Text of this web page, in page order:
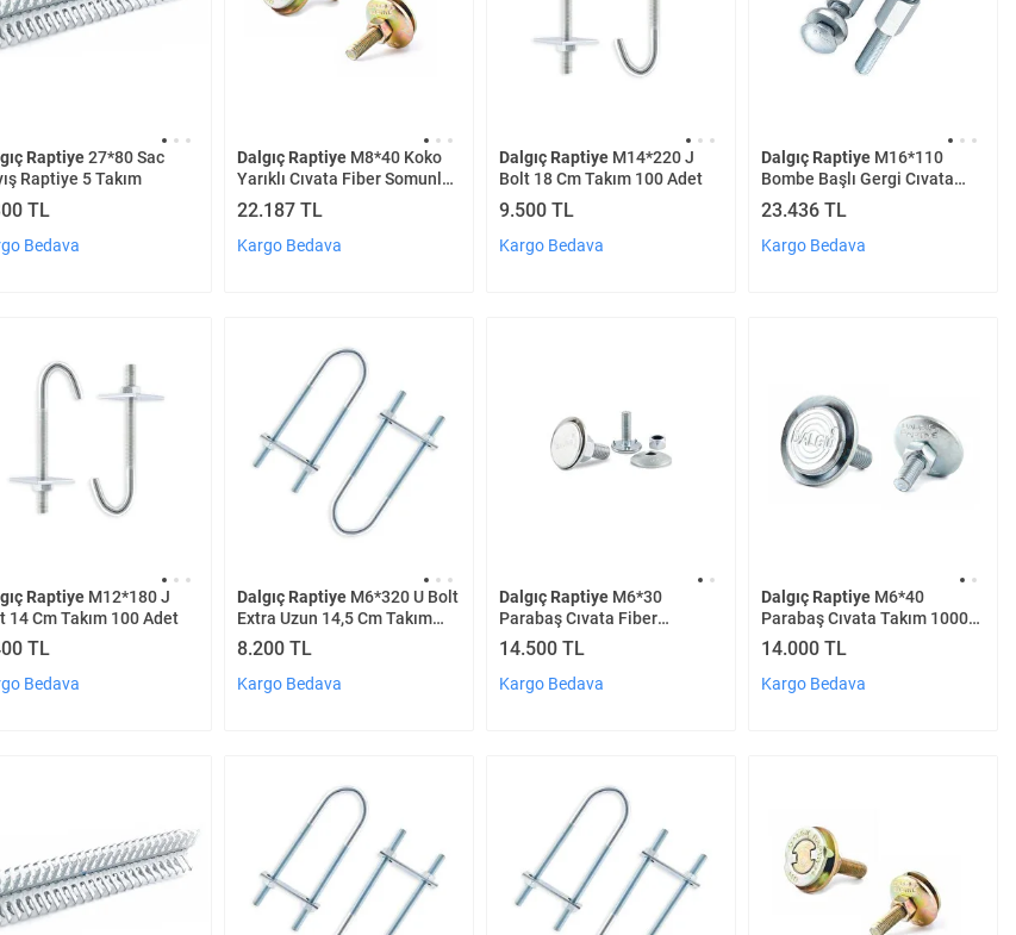
Raptiye27*80 Sac
Raptiye 5 Takım
TL
Bedava
Dalgıç RaptiyeM8*40 Koko
Yarıklı Cıvata Fiber Somunlu
Takım 1000 Adet
22.187 TL
Kargo Bedava
Dalgıç RaptiyeM14*220 J
Bolt 18 Cm Takım 100 Adet
9.500 TL
Kargo Bedava
Dalgıç RaptiyeM16*110
Bombe Başlı Gergi Cıvata
Takım 100 Adet
23.436 TL
Kargo Bedava
RaptiyeM12*180 J
14 Cm Takım 100 Adet
TL
Bedava
Dalgıç RaptiyeM6*320 U Bolt
Extra Uzun 14,5 Cm Takım
250 Adet
8.200 TL
Kargo Bedava
Dalgıç RaptiyeM6*30
Parabaş Cıvata Fiber
Somunlu Takım 1000 Adet
14.500 TL
Kargo Bedava
Dalgıç RaptiyeM6*40
Parabaş Cıvata Takım 1000
Adet
14.000 TL
Kargo Bedava